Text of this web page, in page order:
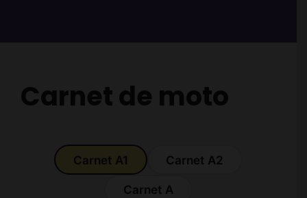
Carnet de moto
A1 A2
A